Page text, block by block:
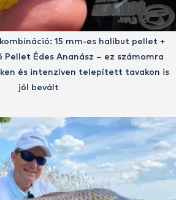
15 mm-es halibut pellet +
Pellet Édes Ananász – ez számomra
és intenzíven telepített tavakon is
jól bevált